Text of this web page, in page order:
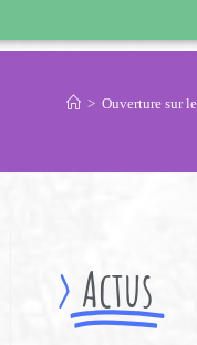
> Ouverture sur
> Actus